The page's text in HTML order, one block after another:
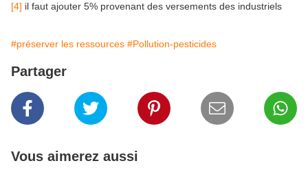
[4] il faut ajouter 5% provenant des versements des industriels
#préserver les ressources #Pollution-pesticides
Partager
Vous aimerez aussi